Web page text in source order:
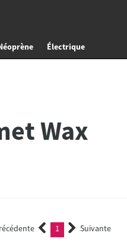
Électrique
Wax
1 (current)Suivante